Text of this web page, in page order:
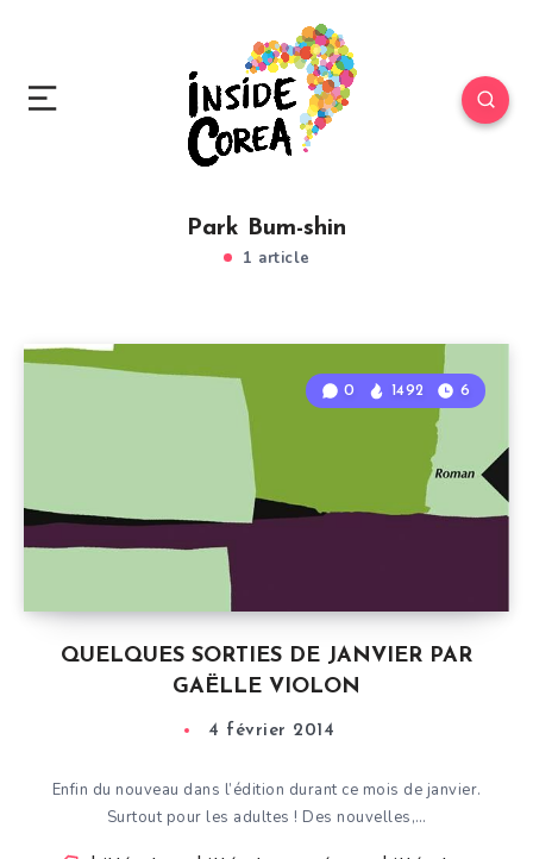
Park Bum-shin
1 article
QUELQUES SORTIES DE JANVIER PAR
GAËLLE VIOLON
0 1492 6
4 février 2014
Enfin du nouveau dans l’édition durant ce mois de janvier.
Surtout pour les adultes ! Des nouvelles,…